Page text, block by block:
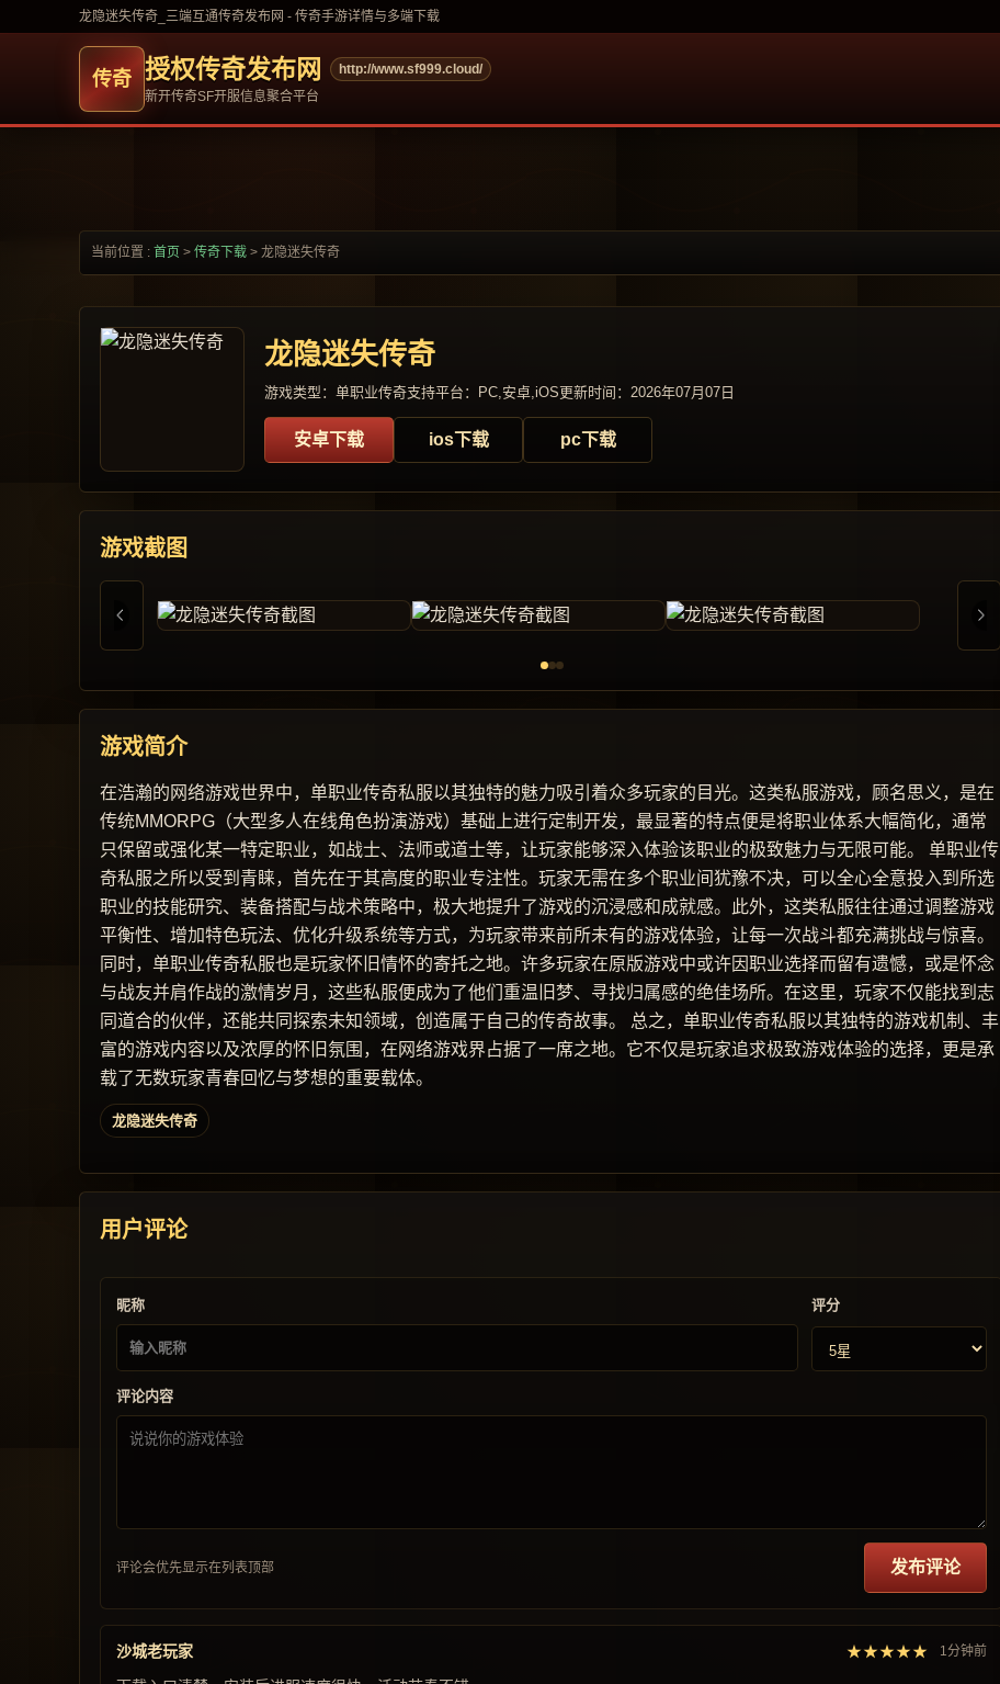
龙隐迷失传奇_三端互通传奇发布网 - 传奇手游详情与多端下载
授权传奇发布网
http://www.sf999.cloud/
新开传奇SF开服信息聚合平台
当前位置 : 首页 > 传奇下载 > 龙隐迷失传奇
龙隐迷失传奇
游戏类型：单职业传奇支持平台：PC,安卓,iOS更新时间：2026年07月07日
安卓下载 ios下载 pc下载
游戏截图
游戏简介
在浩瀚的网络游戏世界中，单职业传奇私服以其独特的魅力吸引着众多玩家的目光。这类私服游戏，顾名思义，是在
传统MMORPG（大型多人在线角色扮演游戏）基础上进行定制开发，最显著的特点便是将职业体系大幅简化，通常
只保留或强化某一特定职业，如战士、法师或道士等，让玩家能够深入体验该职业的极致魅力与无限可能。 单职业传
奇私服之所以受到青睐，首先在于其高度的职业专注性。玩家无需在多个职业间犹豫不决，可以全心全意投入到所选
职业的技能研究、装备搭配与战术策略中，极大地提升了游戏的沉浸感和成就感。此外，这类私服往往通过调整游戏
平衡性、增加特色玩法、优化升级系统等方式，为玩家带来前所未有的游戏体验，让每一次战斗都充满挑战与惊喜。
同时，单职业传奇私服也是玩家怀旧情怀的寄托之地。许多玩家在原版游戏中或许因职业选择而留有遗憾，或是怀念
与战友并肩作战的激情岁月，这些私服便成为了他们重温旧梦、寻找归属感的绝佳场所。在这里，玩家不仅能找到志
同道合的伙伴，还能共同探索未知领域，创造属于自己的传奇故事。 总之，单职业传奇私服以其独特的游戏机制、丰
富的游戏内容以及浓厚的怀旧氛围，在网络游戏界占据了一席之地。它不仅是玩家追求极致游戏体验的选择，更是承
载了无数玩家青春回忆与梦想的重要载体。
龙隐迷失传奇
用户评论
昵称 评分
评论内容
评论会优先显示在列表顶部 发布评论
沙城老玩家 ★★★★★ 1分钟前